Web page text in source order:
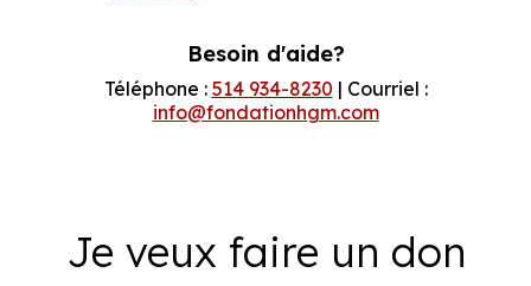
Besoin d'aide?
Téléphone : 514 934-8230 | Courriel :
info@fondationhgm.com
Je veux faire un don